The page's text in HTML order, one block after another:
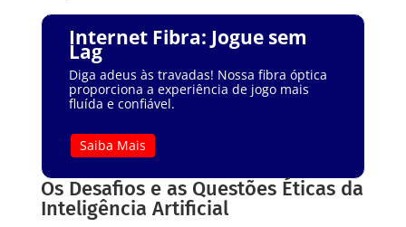
Internet Fibra: Jogue sem
Lag
Diga adeus às travadas! Nossa fibra óptica
proporciona a experiência de jogo mais
fluída e confiável.
Saiba Mais
Os Desafios e as Questões Éticas da
Inteligência Artificial